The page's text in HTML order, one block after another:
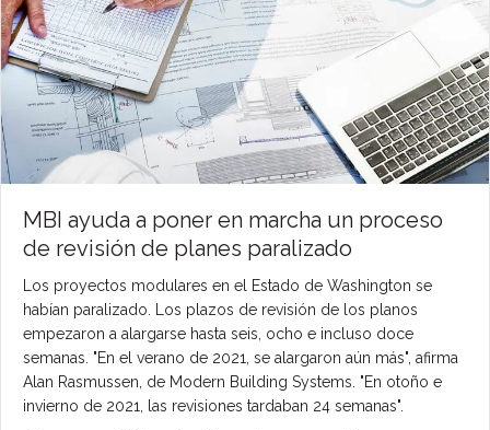
MBI ayuda a poner en marcha un proceso
de revisión de planes paralizado
Los proyectos modulares en el Estado de Washington se
habían paralizado. Los plazos de revisión de los planos
empezaron a alargarse hasta seis, ocho e incluso doce
semanas. "En el verano de 2021, se alargaron aún más", afirma
Alan Rasmussen, de Modern Building Systems. "En otoño e
invierno de 2021, las revisiones tardaban 24 semanas".